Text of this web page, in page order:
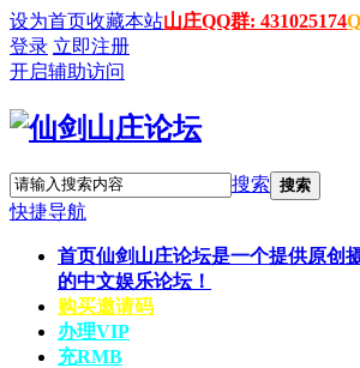
设为首页收藏本站山庄QQ群: 431025174
登录 立即注册
开启辅助访问
搜索 搜索
快捷导航
首页仙剑山庄论坛是一个提供原创
的中文娱乐论坛！
购买邀请码
办理VIP
充RMB